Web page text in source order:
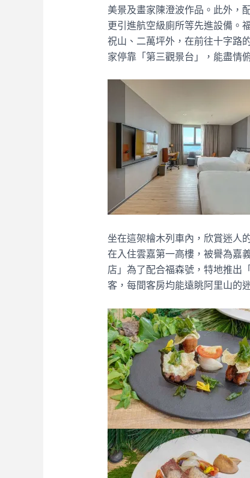
美景及畫家陳澄波作品。此外，
更引進航空級廁所等先進設備。
祝山、二萬坪外，在前往十字路
家停靠「第三觀景台」，能盡情
坐在這架檜木列車內，欣賞迷人
在入住雲嘉第一高樓，被譽為嘉
店」為了配合福森號，特地推出
客，每間客房均能遠眺阿里山的